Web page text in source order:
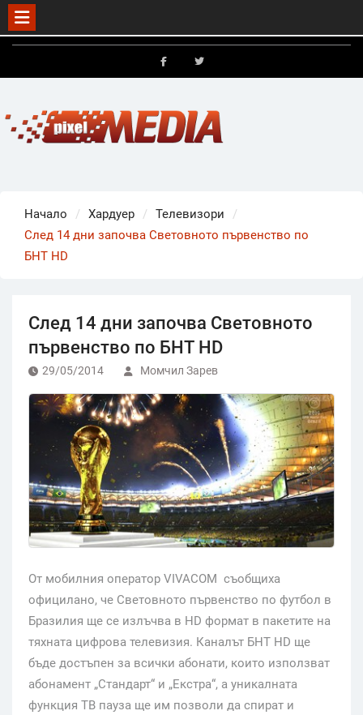
Skip
Начало Хардуер
Телевизори
След 14 дни започва Световното първенство по
БНТ HD
След 14 дни започва Световното
първенство по БНТ HD
29/05/2014 Момчил Зарев
От мобилния оператор VIVACOM съобщиха
официлано, че Световното първенство по футбол в
Бразилия ще се излъчва в HD формат в пакетите на
тяхната цифрова телевизия. Каналът БНТ HD ще
бъде достъпен за всички абонати, които използват
абонамент „Стандарт“ и „Екстра“, а уникалната
функция ТВ пауза ще им позволи да спират и